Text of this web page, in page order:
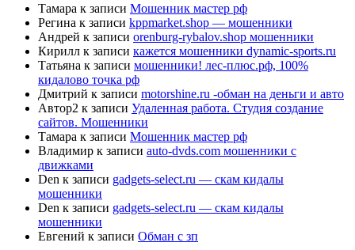
Тамара к записи Мошенник мастер рф
Регина к записи kppmarket.shop — мошенники
Андрей к записи orenburg-rybalov.shop мошенники
Кирилл к записи кажется мошенники dynamic-sports.ru
Татьяна к записи мошенники! лес-плюс.рф, 100%
кидалово точка рф
Дмитрий к записи motorshine.ru -обман на деньги и авто
Автор2 к записи Удаленная работа. Студия создание
сайтов. Мошенники
Тамара к записи Мошенник мастер рф
Владимир к записи auto-dvds.com мошенники с
движками
Den к записи gadgets-select.ru — скам кидалы
мошенники
Den к записи gadgets-select.ru — скам кидалы
мошенники
Евгений к записи Обман с зп